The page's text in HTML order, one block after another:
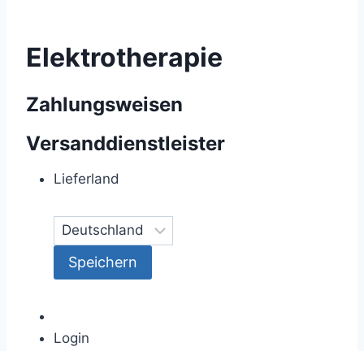
Elektrotherapie
Zahlungsweisen
Versanddienstleister
Lieferland
Login